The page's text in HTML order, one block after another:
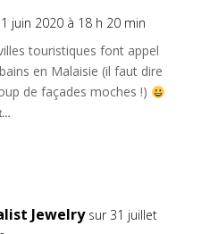
juin 2020 à 18 h 20 min
touristiques font appel
en Malaisie (il faut dire
de façades moches !)
Jewelry sur 31 juillet